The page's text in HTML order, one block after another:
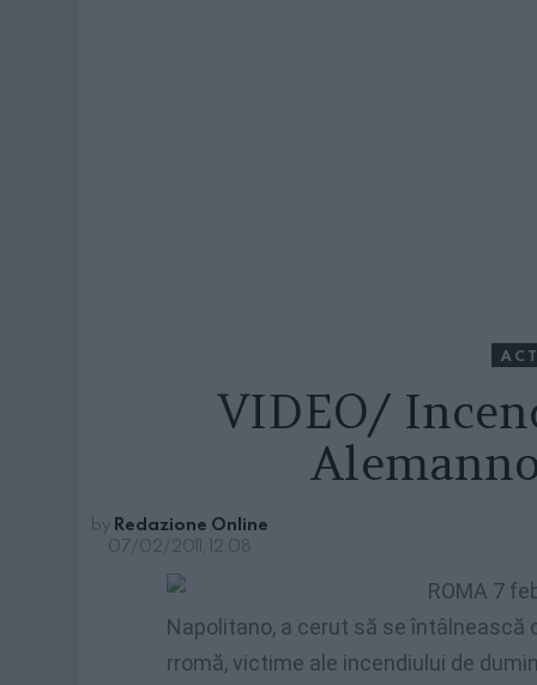
VIDEO/
by Redazione Online
07/02/2011, 12:08
ROMA 7
Napolitano, a cerut să se întâlnească
rromă, victime ale incendiului de